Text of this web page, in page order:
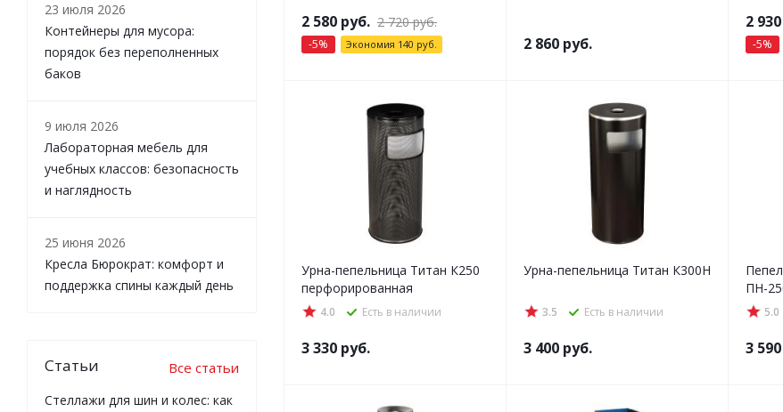
2 580 руб. 2 720руб.
-5% Экономия 140 руб. 2 860 руб.
2 930
-5%
Урна-пепельница Титан К250
перфорированная
4.0 Есть в наличии
3 330 руб.
Урна-пепельница Титан К300Н
3.5 Есть в наличии
3 400 руб.
ПН-
5.0
3 590
23 июля 2026
Контейнеры для мусора:
порядок без переполненных
баков
9 июля 2026
Лабораторная мебель для
учебных классов: безопасность
и наглядность
25 июня 2026
Кресла Бюрократ: комфорт и
поддержка спины каждый день
Статьи Все статьи
Стеллажи для шин и колес: как